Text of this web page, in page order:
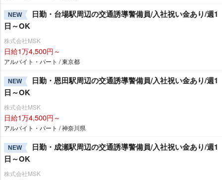
NEW
日勤・台場駅周辺の交通誘導警備員/入社祝い金あり/週1
日～OK
株式会社MSK
日給1万4,500円～
アルバイト・パート / 東京都
NEW
日勤・恩田駅周辺の交通誘導警備員/入社祝い金あり/週1
日～OK
株式会社MSK
日給1万4,500円～
アルバイト・パート / 神奈川県
NEW
日勤・成瀬駅周辺の交通誘導警備員/入社祝い金あり/週1
日～OK
株式会社MSK